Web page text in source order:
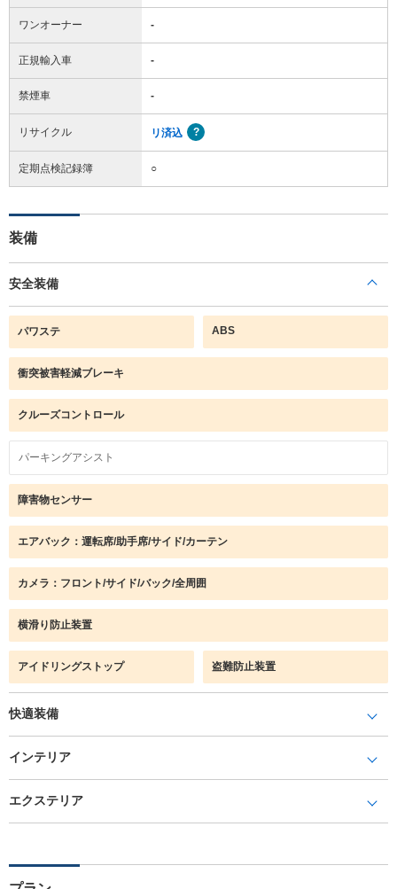
ワンオーナー -
正規輸入車 -
禁煙車 -
リサイクル リ済込
定期点検記録簿 ○
装備
安全装備
パワステ ABS
衝突被害軽減ブレーキ
クルーズコントロール
パーキングアシスト
障害物センサー
エアバック：運転席/助手席/サイド/カーテン
カメラ：フロント/サイド/バック/全周囲
横滑り防止装置
アイドリングストップ 盗難防止装置
快適装備
インテリア
エクステリア